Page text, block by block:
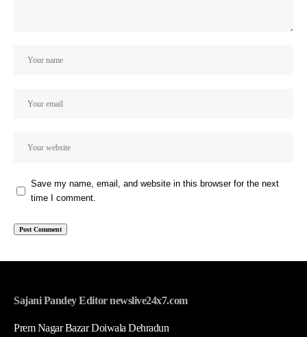
Save my name, email, and website in this browser for the next
time I comment.
Sajani Pandey Editor newslive24x7.com
Prem Nagar Bazar Doiwala Dehradun